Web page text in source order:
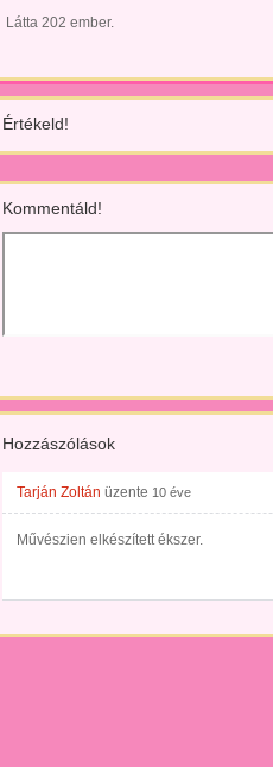
Látta 202 ember.
Értékeld!
Kommentáld!
Hozzászólások
Tarján Zoltán üzente 10 éve
Művészien elkészített ékszer.